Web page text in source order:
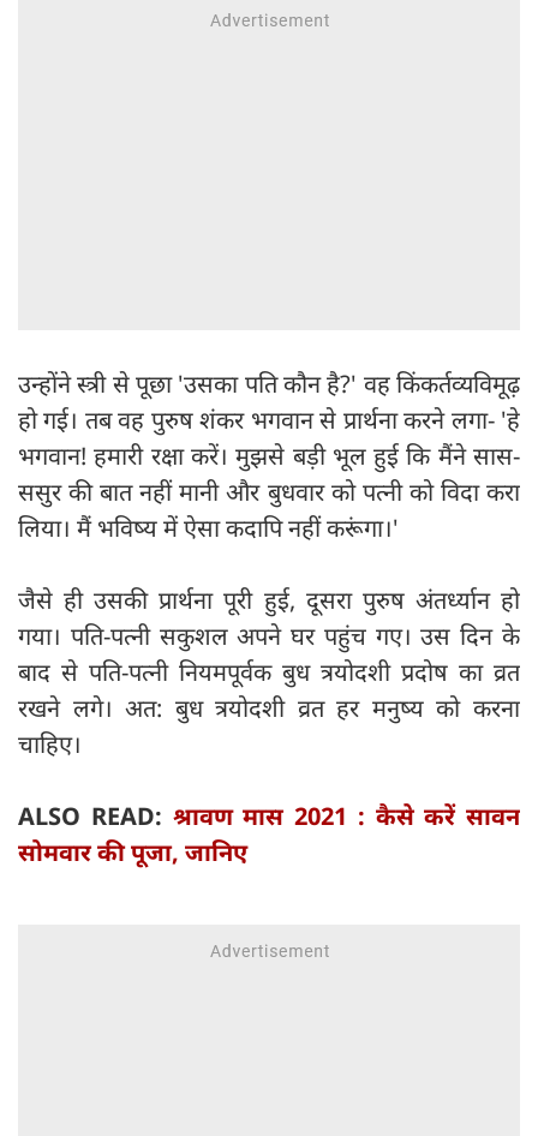
उन्होंने स्त्री से पूछा 'उसका पति कौन है?' वह किंकर्तव्यविमूढ़
हो गई। तब वह पुरुष शंकर भगवान से प्रार्थना करने लगा- 'हे
भगवान! हमारी रक्षा करें। मुझसे बड़ी भूल हुई कि मैंने सास-
ससुर की बात नहीं मानी और बुधवार को पत्‍नी को विदा करा
लिया। मैं भविष्य में ऐसा कदापि नहीं करूंगा।'
जैसे ही उसकी प्रार्थना पूरी हुई, दूसरा पुरुष अंतर्ध्यान हो
गया। पति-पत्‍नी सकुशल अपने घर पहुंच गए। उस दिन के
बाद से पति-पत्‍नी नियमपूर्वक बुध त्रयोदशी प्रदोष का व्रत
रखने लगे। अत: बुध त्रयोदशी व्रत हर मनुष्य को करना
चाहिए।
ALSO READ: श्रावण मास 2021 : कैसे करें सावन
सोमवार की पूजा, जानिए